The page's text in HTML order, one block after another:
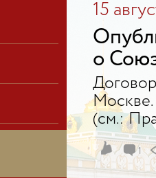
15
о
Договор
Москве.
(см.:
1